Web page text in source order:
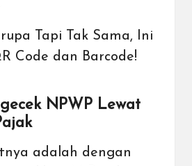
Tapi Tak Sama, Ini
Code dan Barcode!
NPWP Lewat
adalah dengan